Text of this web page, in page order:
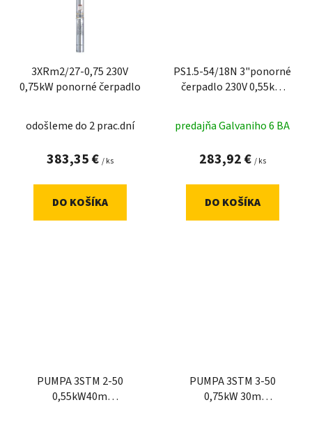
3XRm2/27-0,75 230V
0,75kW ponorné čerpadlo
odošleme do 2 prac.dní
383,35 € / ks
DO KOŠÍKA
PS1.5-54/18N 3"ponorné
čerpadlo 230V 0,55kW
predajňa Galvaniho 6 BA
283,92 € / ks
DO KOŠÍKA
PUMPA 3STM 2-50
0,55kW40m
PUMPA 3STM 3-50
0,75kW 30m